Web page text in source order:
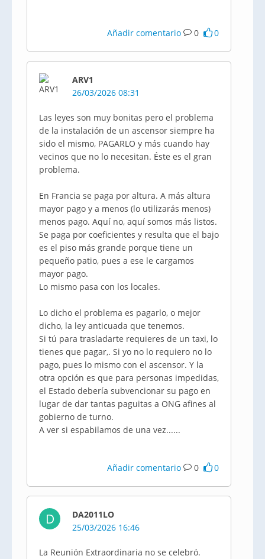
Añadir comentario 0 0
ARV1
26/03/2026 08:31
Las leyes son muy bonitas pero el problema
de la instalación de un ascensor siempre ha
sido el mismo, PAGARLO y más cuando hay
vecinos que no lo necesitan. Éste es el gran
problema.
En Francia se paga por altura. A más altura
mayor pago y a menos (lo utilizarás menos)
menos pago. Aquí no, aquí somos más listos.
Se paga por coeficientes y resulta que el bajo
es el piso más grande porque tiene un
pequeño patio, pues a ese le cargamos
mayor pago.
Lo mismo pasa con los locales.
Lo dicho el problema es pagarlo, o mejor
dicho, la ley anticuada que tenemos.
Si tú para trasladarte requieres de un taxi, lo
tienes que pagar,. Si yo no lo requiero no lo
pago, pues lo mismo con el ascensor. Y la
otra opción es que para personas impedidas,
el Estado debería subvencionar su pago en
lugar de dar tantas paguitas a ONG afines al
gobierno de turno.
A ver si espabilamos de una vez......
Añadir comentario 0 0
D
DA2011LO
25/03/2026 16:46
La Reunión Extraordinaria no se celebró.